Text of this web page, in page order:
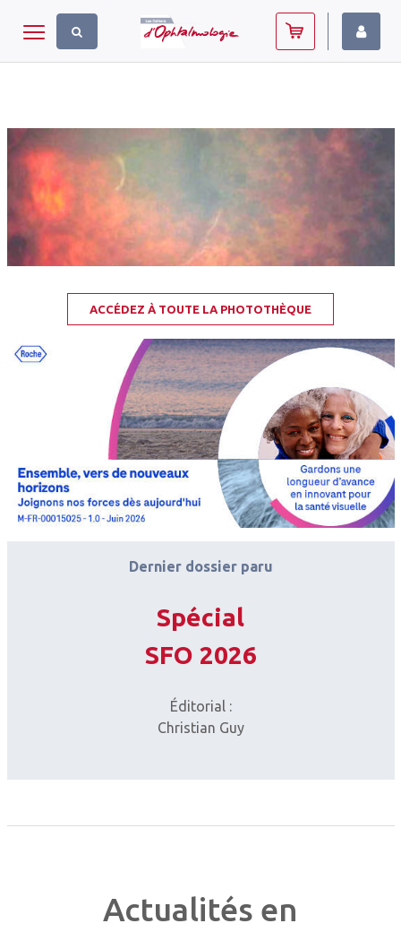
Toggle navigation
ACCÉDEZ À TOUTE LA PHOTOTHÈQUE
Dernier dossier paru
Spécial
SFO 2026
Éditorial :
Christian Guy
Actualités en
Panneau de gestion des cookies